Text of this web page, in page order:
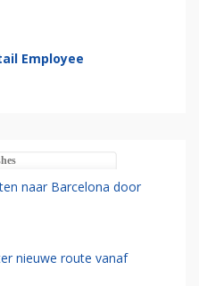
Employee
naar Barcelona door
nieuwe route vanaf